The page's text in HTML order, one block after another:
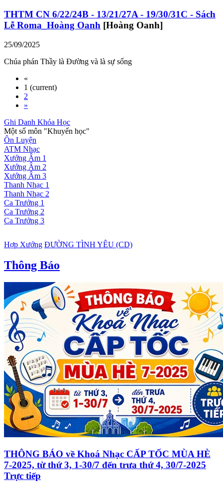
THTM CN 6/22/24B - 13/21/27A - 19/30/31C - Sách
Lễ Roma_Hoàng Oanh [Hoàng Oanh]
25/09/2025
Chúa phán Thầy là Đường và là sự sống
«
1 (current)
2
»
Ghi Danh Khóa Học
Một số môn "Khuyến học"
Ôn Luyện
ATM Nhạc
Xướng Âm 1
Xướng Âm 2
Xướng Âm 3
Thanh Nhạc 1
Thanh Nhạc 2
Ca Trưởng 1
Ca Trưởng 2
Ca Trưởng 3
Hợp Xướng ĐƯỜNG TÌNH YÊU (CD)
Thông Báo
THÔNG BÁO về Khoá Nhạc CẤP TỐC MÙA HÈ
7-2025, từ thứ 3, 1-30/7 đến trưa thứ 4, 30/7-2025
Trực tiếp